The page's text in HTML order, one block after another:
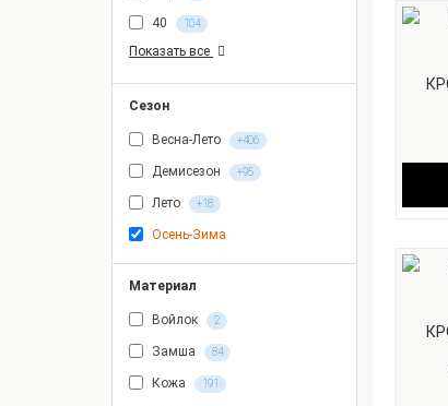
40 104
Показать все
Сезон
Весна-Лето +406
Демисезон +95
Лето +18
Осень-Зима
Материал
Войлок 2
Замша 84
Кожа 191